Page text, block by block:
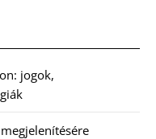
jogok,